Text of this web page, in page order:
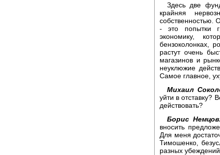
Здесь две
крайняя
собственностью.
- это попытки
экономику,
бензоколонках,
растут очень
магазинов и
неуклюжие
Самое главное,
Михаил
уйти в отставку?
действовать?
Борис
вносить
Для меня
Тимошенко,
разных